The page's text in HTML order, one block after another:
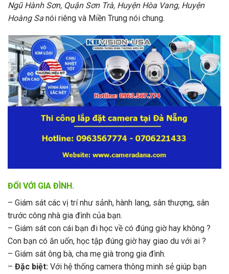
Ngũ Hành Sơn, Quận Sơn Trà, Huyện Hòa Vang, Huyện
Hoàng Sa nói riêng và Miền Trung nói chung.
ĐỐI VỚI GIA ĐÌNH.
– Giám sát các vị trí như sảnh, hành lang, sân thượng, sân
trước công nhà gia đình của bạn.
– Giám sát con cái bạn đi học về có đúng giờ hay không ?
Con bạn có ăn uốn, học tập đúng giờ hay giao du với ai ?
– Giám sát ông bà, cha mẹ già trong gia đình.
– Đặc biệt: Với hệ thống camera thông minh sẻ giúp bạn